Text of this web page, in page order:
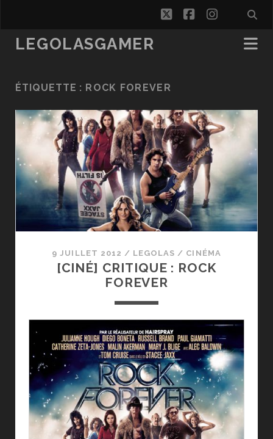
twitterfacebook
LEGOLASGAMER
ÉTIQUETTE : ROCK FOREVER
9 JUILLET 2012 / LEGOLAS / CINÉMA
[CINÉ] CRITIQUE : ROCK
FOREVER